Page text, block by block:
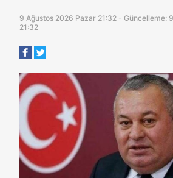
9 Ağustos 2026 Pazar 21:32 - Güncelleme:
21:32